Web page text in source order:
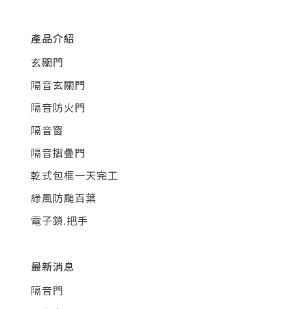
產品介紹
玄關門
隔音玄關門
隔音防火門
隔音窗
隔音摺疊門
乾式包框一天完工
綠風防颱百葉
電子鎖.把手
最新消息
隔音門